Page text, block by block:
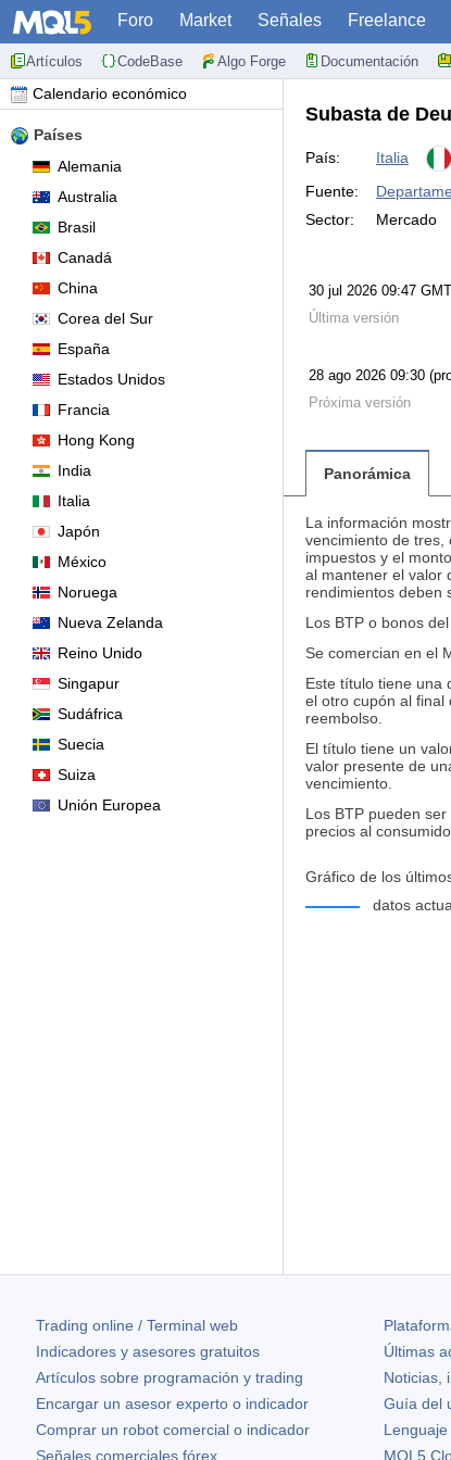
Foro Market Señales Freelance
Artículos CodeBase Algo Forge Documentación
Calendario económico
Países
Alemania
Australia
Brasil
Canadá
China
Corea del Sur
España
Estados Unidos
Francia
Hong Kong
India
Italia
Japón
México
Noruega
Nueva Zelanda
Reino Unido
Singapur
Sudáfrica
Suecia
Suiza
Unión Europea
Subasta de
País: Italia
Fuente:
Sector:
Mercado
30 jul 2026 09:47 GMT
Última versión
28 ago 2026 09:30
Próxima versión
Panorámica
La información
vencimiento de tres,
impuestos y el
al mantener el valor
rendimientos deben
Los BTP o bonos
Se comercian en el
Este título tiene una
el otro cupón al final
reembolso.
El título tiene un
valor presente de
vencimiento.
Los BTP pueden
precios al
Gráfico de los
datos
Trading online / Terminal web
Indicadores y asesores gratuitos
Artículos sobre programación y trading
Encargar un asesor experto o indicador
Comprar un robot comercial o indicador
Señales comerciales fórex
Últimas
Noticias,
Guía del
MQL5